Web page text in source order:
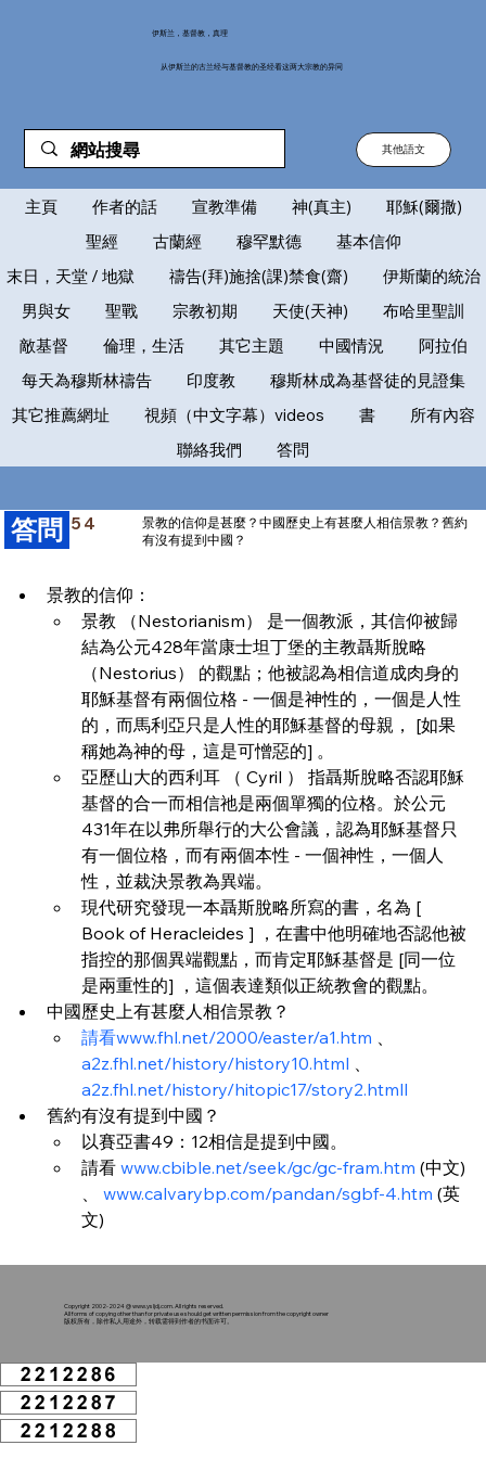
伊斯兰，基督教，真理
从伊斯兰的古兰经与基督教的圣经看这两大宗教的异同
其他語文
主頁 作者的話 宣教準備 神(真主)
耶穌(爾撒)
聖經
古蘭經 穆罕默德
基本信仰
末日，天堂 / 地獄
禱告(拜)施捨(課)禁食(齋)
伊斯蘭的統治
男與女
聖戰 宗教初期 天使(天神)
布哈里聖訓
敵基督
倫理，生活 其它主題 中國情況
阿拉伯
每天為穆斯林禱告
印度教
穆斯林成為基督徒的見證集
其它推薦網址
視頻（中文字幕）videos 書
所有內容
聯絡我們
答問
景教的信仰是甚麼？中國歷史上有甚麼人相信景教？舊約
有沒有提到中國？
54
​答問
景教的信仰：
景教 （Nestorianism） 是一個教派，其信仰被歸
結為公元428年當康士坦丁堡的主教聶斯脫略
（Nestorius） 的觀點；他被認為相信道成肉身的
耶穌基督有兩個位格 - 一個是神性的，一個是人性
的，而馬利亞只是人性的耶穌基督的母親， [如果
稱她為神的母，這是可憎惡的] 。
亞歷山大的西利耳 （ Cyril ） 指聶斯脫略否認耶穌
基督的合一而相信祂是兩個單獨的位格。於公元
431年在以弗所舉行的大公會議，認為耶穌基督只
有一個位格，而有兩個本性 - 一個神性，一個人
性，並裁決景教為異端。
現代研究發現一本聶斯脫略所寫的書，名為 [
Book of Heracleides ] ，在書中他明確地否認他被
指控的那個異端觀點，而肯定耶穌基督是 [同一位
是兩重性的] ，這個表達類似正統教會的觀點。
中國歷史上有甚麼人相信景教？
請看www.fhl.net/2000/easter/a1.htm 、
a2z.fhl.net/history/history10.html 、
a2z.fhl.net/history/hitopic17/story2.htmll
舊約有沒有提到中國？
以賽亞書49：12相信是提到中國。
請看 www.cbible.net/seek/gc/gc-fram.htm (中文)
、 www.calvarybp.com/pandan/sgbf-4.htm (英
文)
Copyright 2002-2024 @www.ysljdj.com. All rights reserved.
All forms of copying other than for private use should get written permission from the copyright owner
版权所有，除作私人用途外，转载需得到作者的书面许可。